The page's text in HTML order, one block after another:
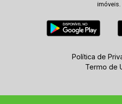
imóveis.
Política de
Termo de